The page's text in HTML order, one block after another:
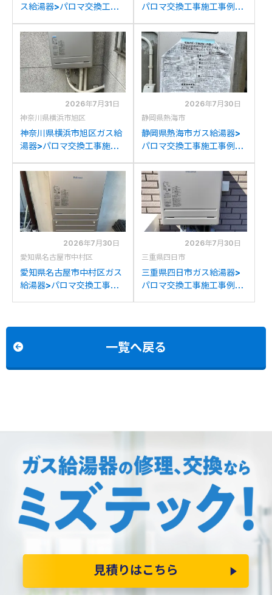
ス給湯器>パロマ交換工事
V2001SAWからパロマ
FH-2023SAW-1への交換
パロマ交換工事施工事例：
A2000SAWからパロマ
FH-2023SAW-1への交換
2026年7月31日
神奈川県横浜市旭区
神奈川県横浜市旭区ガス給
湯器>パロマ交換工事施工
2428SAWXからパロマ
FH-2023SAW-1への交換
2026年7月30日
静岡県熱海市
静岡県熱海市ガス給湯器>
パロマ交換工事施工事例：
らパロマFH-2023SAW-1
への交換
2026年7月30日
愛知県名古屋市中村区
愛知県名古屋市中村区ガス
給湯器>パロマ交換工事施
2026年7月30日
三重県四日市
三重県四日市ガス給湯器>
パロマ交換工事施工事例：
一覧へ戻る
見積りはこちら